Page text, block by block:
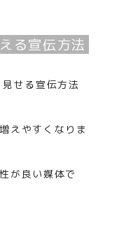
る宣伝方法
せる宣伝方法
えやすくなりま
が良い媒体で